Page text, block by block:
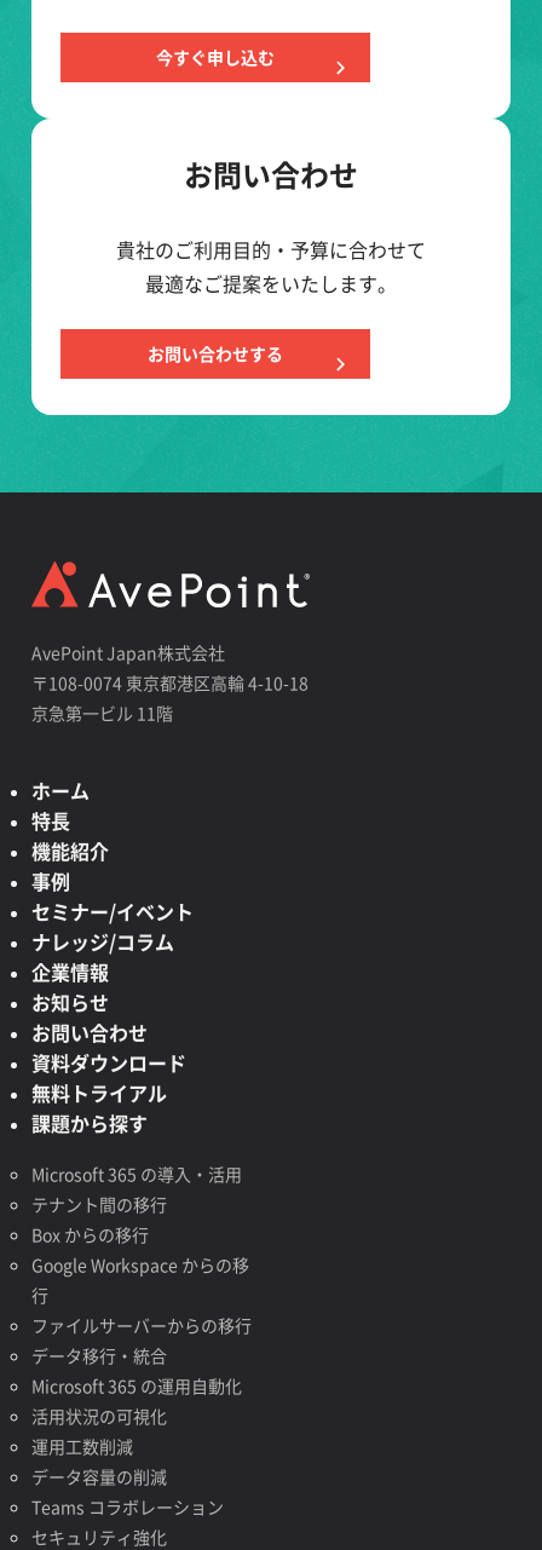
今すぐ申し込む
お問い合わせ
貴社のご利用目的・予算に合わせて
最適なご提案をいたします。
お問い合わせする
AvePoint Japan株式会社
〒108-0074 東京都港区高輪 4-10-18
京急第一ビル 11階
ホーム
特長
機能紹介
事例
セミナー/イベント
ナレッジ/コラム
企業情報
お知らせ
お問い合わせ
資料ダウンロード
無料トライアル
課題から探す
Microsoft 365 の導入・活用
テナント間の移行
Box からの移行
Google Workspace からの移
行
ファイルサーバーからの移行
データ移行・統合
Microsoft 365 の運用自動化
活用状況の可視化
運用工数削減
データ容量の削減
Teams コラボレーション
セキュリティ強化